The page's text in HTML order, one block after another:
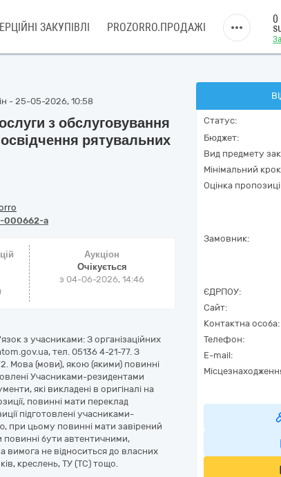
ЗАКУПІВЛІ PROZORRO.ПРОДАЖІ
0
- 25-05-2026, 10:58
з обслуговування
рятувальних
000662-a
Аукціон
Очікується
з 04-06-2026, 14:46
з учасниками: З організаційних
тел. 05136 4-21-77. З
Мова (мови), якою (якими) повинні
Учасниками-резидентами
які викладені в оригіналі на
повинні мати переклад
підготовлені учасниками-
при цьому повинні мати завірений
повинні бути автентичними,
вимога не відноситься до власних
креслень, ТУ (ТС) тощо.
Статус:
Бюджет:
Вид предмету
Мінімальний
Оцінка
Замовник:
ЄДРПОУ:
Сайт:
Контактна особа:
Телефон:
E-mail: